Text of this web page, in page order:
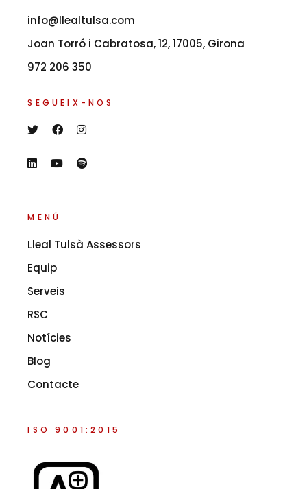
info@llealtulsa.com
Joan Torró i Cabratosa, 12, 17005, Girona
972 206 350
SEGUEIX-NOS
MENÚ
Lleal Tulsà Assessors
Equip
Serveis
RSC
Notícies
Blog
Contacte
ISO 9001:2015